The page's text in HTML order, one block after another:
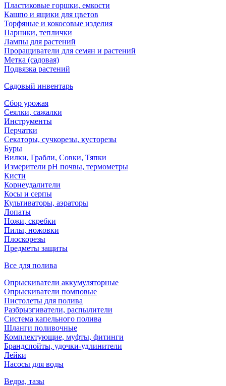
Пластиковые горшки, емкости
Кашпо и ящики для цветов
Торфяные и кокосовые изделия
Парники, теплички
Лампы для растений
Проращиватели для семян и растений
Метка (садовая)
Подвязка растений
Садовый инвентарь
Сбор урожая
Сеялки, сажалки
Инструменты
Перчатки
Секаторы, сучкорезы, кусторезы
Буры
Вилки, Грабли, Совки, Тяпки
Измерители pH почвы, термометры
Кисти
Корнеудалители
Косы и серпы
Культиваторы, аэраторы
Лопаты
Ножи, скребки
Пилы, ножовки
Плоскорезы
Предметы защиты
Все для полива
Опрыскиватели аккумуляторные
Опрыскиватели помповые
Пистолеты для полива
Разбрызгиватели, распылители
Система капельного полива
Шланги поливочные
Комплектующие, муфты, фитинги
Брандспойты, удочки-удлинители
Лейки
Насосы для воды
Ведра, тазы